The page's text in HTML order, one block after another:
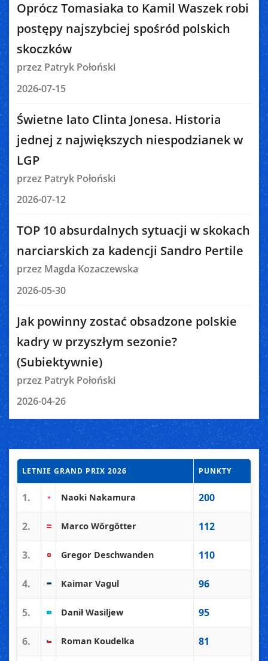
Oprócz Tomasiaka to Kamil Waszek robi
postępy najszybciej spośród polskich
skoczków
przez Patryk Połoński
2026-07-15
Świetne lato Clinta Jonesa. Historia
jednej z największych niespodzianek w
LGP
przez Patryk Połoński
2026-07-12
TOP 10 absurdalnych sytuacji w skokach
narciarskich za kadencji Sandro Pertile
przez Magda Kozaczewska
2026-05-30
Jak powinny zostać obsadzone polskie
kadry w przyszłym sezonie?
(Subiektywnie)
przez Patryk Połoński
2026-04-26
LETNIE GRAND PRIX 2026 PUNKTY
1. Naoki Nakamura 200
2. Marco Wörgötter 112
3. Gregor Deschwanden 110
4. Kaimar Vagul 96
5. Danił Wasiljew 95
6. Roman Koudelka 81